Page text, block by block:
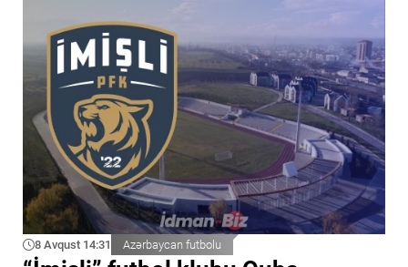
8 Avqust 14:31 Azərbaycan futbolu